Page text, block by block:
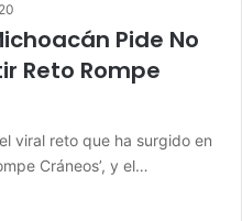
Pide No
Reto Rompe
viral reto que ha surgido en
Cráneos’, y el…